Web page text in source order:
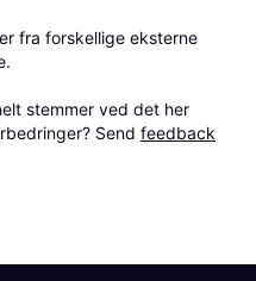
fra forskellige eksterne
stemmer ved det her
Send feedback